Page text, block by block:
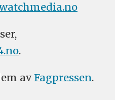
.
av Fagpressen.